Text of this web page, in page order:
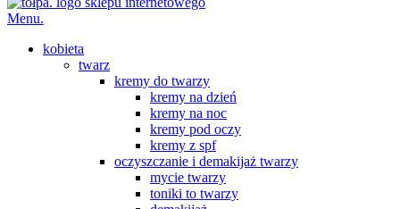
Menu.
kobieta
twarz
kremy do twarzy
kremy na dzień
kremy na noc
kremy pod oczy
kremy z spf
oczyszczanie i demakijaż twarzy
mycie twarzy
toniki to twarzy